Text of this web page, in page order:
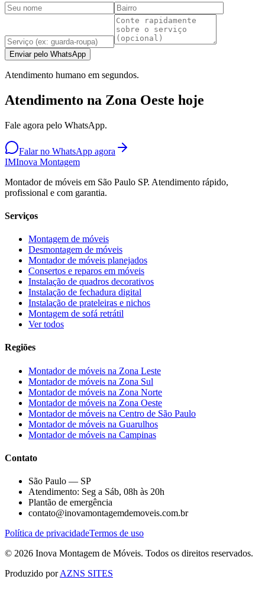
Enviar pelo WhatsApp
Atendimento humano em segundos.
Atendimento na Zona Oeste hoje
Fale agora pelo WhatsApp.
Falar no WhatsApp agora
IMInova Montagem
Montador de móveis em São Paulo SP. Atendimento rápido,
profissional e com garantia.
Serviços
Montagem de móveis
Desmontagem de móveis
Montador de móveis planejados
Consertos e reparos em móveis
Instalação de quadros decorativos
Instalação de fechadura digital
Instalação de prateleiras e nichos
Montagem de sofá retrátil
Ver todos
Regiões
Montador de móveis na Zona Leste
Montador de móveis na Zona Sul
Montador de móveis na Zona Norte
Montador de móveis na Zona Oeste
Montador de móveis na Centro de São Paulo
Montador de móveis na Guarulhos
Montador de móveis na Campinas
Contato
São Paulo — SP
Atendimento: Seg a Sáb, 08h às 20h
Plantão de emergência
contato@inovamontagemdemoveis.com.br
Política de privacidadeTermos de uso
© 2026 Inova Montagem de Móveis. Todos os direitos reservados.
Produzido porAZNS SITES